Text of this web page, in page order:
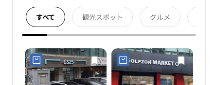
すべて 観光スポット グルメ